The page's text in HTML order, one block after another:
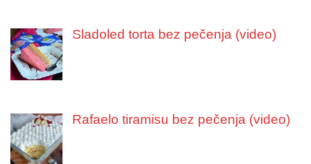
Sladoled torta bez pečenja (video)
Rafaelo tiramisu bez pečenja (video)